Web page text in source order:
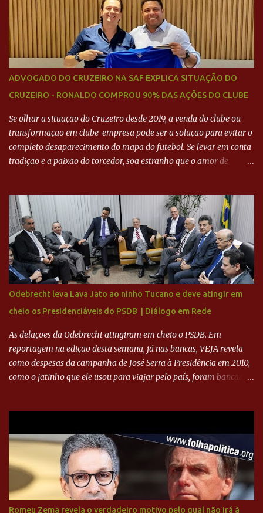
ADVOGADO DO CRUZEIRO NA SAF EXPLICA SITUAÇÃO DO
CRUZEIRO - RONALDO COMPROU 90% DAS AÇÕES DO CLUBE
Se olhar a situação do Cruzeiro desde 2019, a venda do clube ou
transformação em clube-empresa pode ser a solução para evitar o
completo desaparecimento do mapa do futebol. Se levar em conta
tradição e a paixão do torcedor, soa estranho que o amor de
feito imediatamente para pagamento de dívidas emergenciais e
investimentos no departamento de futebol. O projeto apresentado
para a recuperação do Cruzeiro, o aporte financeiro inicial, com
Ronaldo sendo solidário à dívida de R$ 1 bilhão a partir de agora,
mais o peso que o ex-atacante tem no mundo do futebol, além de
sua história na Raposa, pesaram para que um dos mais icônicos
camisas 9 acertasse a compra do clube. Fonte: Itatiaia Fonte:
ADVOGADO DO CRUZEIRO NA SAF EXPLICA SITUAÇÃO DO
CRUZEIRO - RONALDO COMPROU 90% DAS AÇÕES DO CLUBE
Odebrecht leva Lava Jato ao ninho Tucano e deve atingir em
cheio os Presidenciáveis do PSDB | Diálogo em Rede
As delações da Odebrecht atingiram em cheio o PSDB. Em
reportagem na edição desta semana, já nas bancas, VEJA revela
como despesas da campanha de José Serra à Presidência em 2010,
como o jatinho que ele usou para viajar pelo país, foram bancadas
Executiva Nacional do PSDB (Valter Campanato/Agência Brasil) O
texto também põe fim a um mistério: três fontes confirmaram à
revista que o codinome “santo” que aparece em planilhas da
empreiteira refere-se ao governador de São Paulo, Geraldo
Alckmin (PSDB) — nenhum deles, no entanto, disse ter negociado
diretamente com o paulista. Depoimentos mostram como o
Romeu Zema revela o verdadeiro motivo pelo qual não irá à